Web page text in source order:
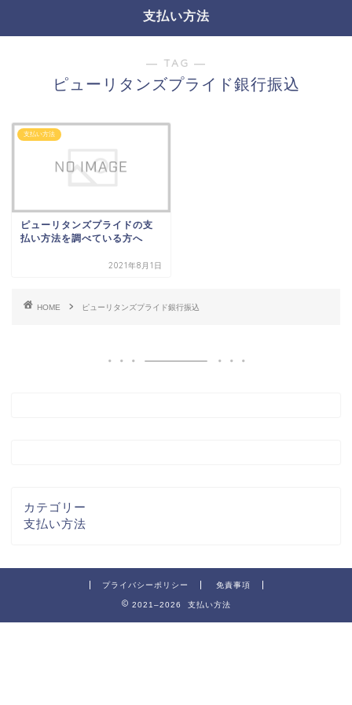
支払い方法
― TAG ―
ピューリタンズプライド銀行振込
支払い方法
ピューリタンズプライドの支
払い方法を調べている方へ
2021年8月1日
HOME ピューリタンズプライド銀行振込
カテゴリー
支払い方法
プライバシーポリシー 免責事項
2021–2026 支払い方法